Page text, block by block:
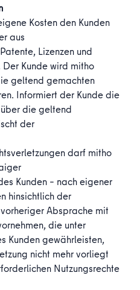
Kosten den Kunden
aus
Lizenzen und
Kunde wird mitho
geltend gemachten
Informiert der Kunde die
die geltend
der
darf mitho
Kunden – nach eigener
hinsichtlich der
Absprache mit
die unter
Kunden gewährleisten,
nicht mehr vorliegt
Nutzungsrechte